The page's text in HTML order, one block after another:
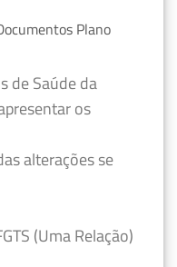
Plano
de Saúde da
os
alterações se
(Uma Relação)